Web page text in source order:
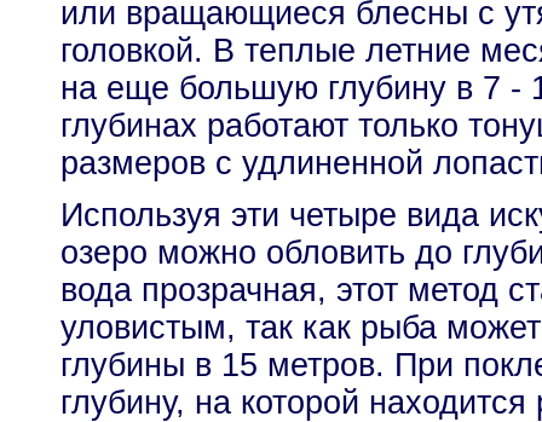
или вращающиеся блесны с
головкой. В теплые летние
на еще большую глубину в 7 -
глубинах работают только
размеров с удлиненной
Используя эти четыре вида
озеро можно обловить до
вода прозрачная, этот метод
уловистым, так как рыба
глубины в 15 метров. При
глубину, на которой